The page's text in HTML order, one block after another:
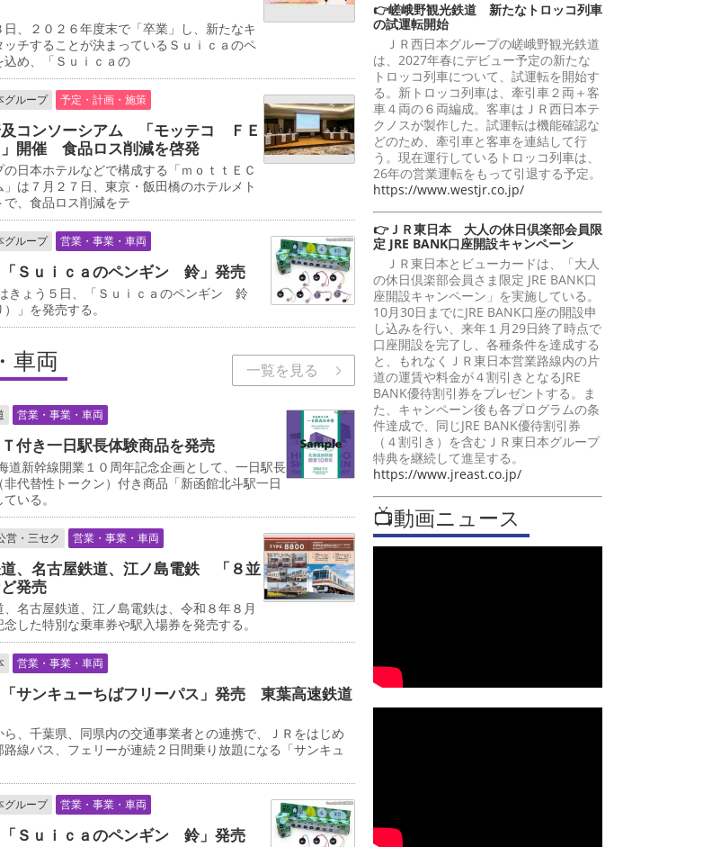
、２０２６年度末で「卒業」し、新たなキ
ッチすることが決まっているＳｕｉｃａのペ
め、「Ｓｕｉｃａの
グループ 予定・計画・施策
及コンソーシアム 「モッテコ ＦＥ
開催 食品ロス削減を啓発
日本ホテルなどで構成する「ｍｏｔｔＥＣ
は７月２７日、東京・飯田橋のホテルメト
、食品ロス削減をテ
グループ 営業・事業・車両
Ｓｕｉｃａのペンギン 鈴」発売
きょう５日、「Ｓｕｉｃａのペンギン 鈴
」を発売する。
車両 一覧を見る
営業・事業・車両
付き一日駅長体験商品を発売
新幹線開業１０周年記念企画として、一日駅長
代替性トークン）付き商品「新函館北斗駅一日
いる。
営・三セク 営業・事業・車両
、名古屋鉄道、江ノ島電鉄 「８並
発売
名古屋鉄道、江ノ島電鉄は、令和８年８月
した特別な乗車券や駅入場券を発売する。
営業・事業・車両
サンキューちばフリーパス」発売 東葉高速鉄道
、千葉県、同県内の交通事業者との連携で、ＪＲをはじめ
線バス、フェリーが連続２日間乗り放題になる「サンキュ
グループ 営業・事業・車両
Ｓｕｉｃａのペンギン 鈴」発売
👉嵯峨野観光鉄道 新たなトロッコ列車
の試運転開始
ＪＲ西日本グループの嵯峨野観光鉄道
は、2027年春にデビュー予定の新たな
トロッコ列車について、試運転を開始す
る。新トロッコ列車は、牽引車２両＋客
車４両の６両編成。客車はＪＲ西日本テ
クノスが製作した。試運転は機能確認な
どのため、牽引車と客車を連結して行
う。現在運行しているトロッコ列車は、
26年の営業運転をもって引退する予定。
https://www.westjr.co.jp/
👉ＪＲ東日本 大人の休日倶楽部会員限
定 JRE BANK口座開設キャンペーン
ＪＲ東日本とビューカードは、「大人
の休日倶楽部会員さま限定 JRE BANK口
座開設キャンペーン」を実施している。
10月30日までにJRE BANK口座の開設申
し込みを行い、来年１月29日終了時点で
口座開設を完了し、各種条件を達成する
と、もれなくＪＲ東日本営業路線内の片
道の運賃や料金が４割引きとなるJRE
BANK優待割引券をプレゼントする。ま
た、キャンペーン後も各プログラムの条
件達成で、同じJRE BANK優待割引券
（４割引き）を含むＪＲ東日本グループ
特典を継続して進呈する。
https://www.jreast.co.jp/
📺動画ニュース